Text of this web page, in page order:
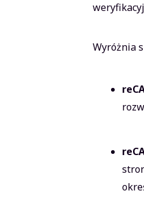
Wyróżnia